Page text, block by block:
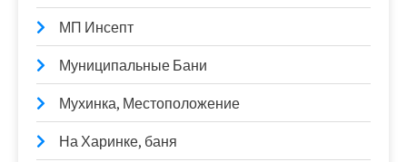
МП Инсепт
Муниципальные Бани
Мухинка, Местоположение
На Харинке, баня